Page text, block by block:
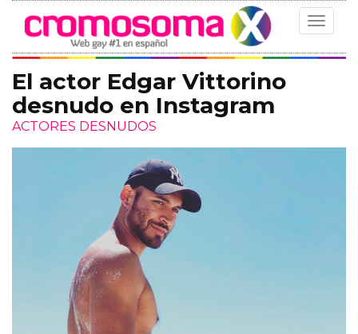
Toggle
El actor Edgar Vittorino
desnudo en Instagram
ACTORES DESNUDOS